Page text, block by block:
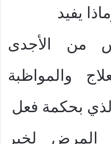
يفيد
من الأجدى
والمواظبة
بحكمة فعل
المرض لخير